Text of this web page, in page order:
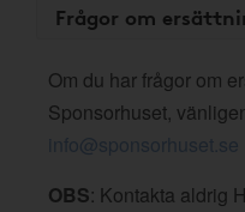
Frågor om
Om du har frågor om
Sponsorhuset,
info@sponsorhuset.se
OBS: Kontakta aldrig